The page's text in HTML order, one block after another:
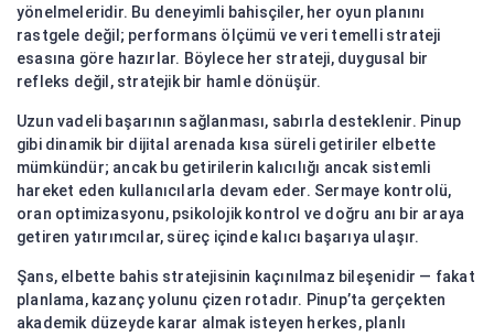
yönelmeleridir. Bu deneyimli bahisçiler, her oyun planını
rastgele değil; performans ölçümü ve veri temelli strateji
esasına göre hazırlar. Böylece her strateji, duygusal bir
refleks değil, stratejik bir hamle dönüşür.
Uzun vadeli başarının sağlanması, sabırla desteklenir. Pinup
gibi dinamik bir dijital arenada kısa süreli getiriler elbette
mümkündür; ancak bu getirilerin kalıcılığı ancak sistemli
hareket eden kullanıcılarla devam eder. Sermaye kontrolü,
oran optimizasyonu, psikolojik kontrol ve doğru anı bir araya
getiren yatırımcılar, süreç içinde kalıcı başarıya ulaşır.
Şans, elbette bahis stratejisinin kaçınılmaz bileşenidir — fakat
planlama, kazanç yolunu çizen rotadır. Pinup’ta gerçekten
akademik düzeyde karar almak isteyen herkes, planlı